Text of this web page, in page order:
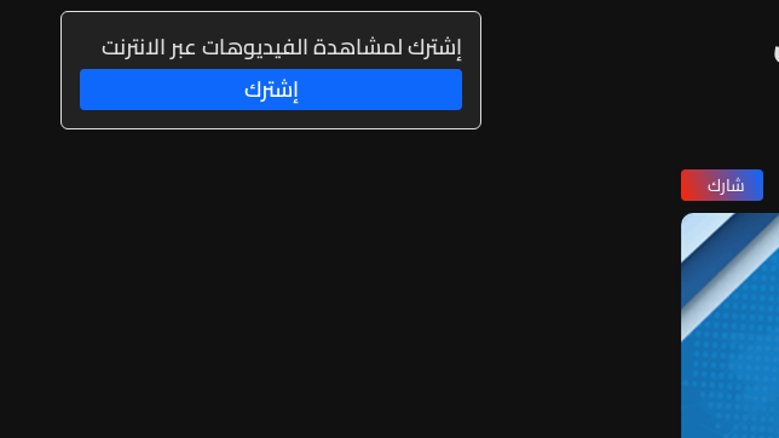
شارك
إشترك لمشاهدة الفيديوهات عبر الانترنت
إشترك